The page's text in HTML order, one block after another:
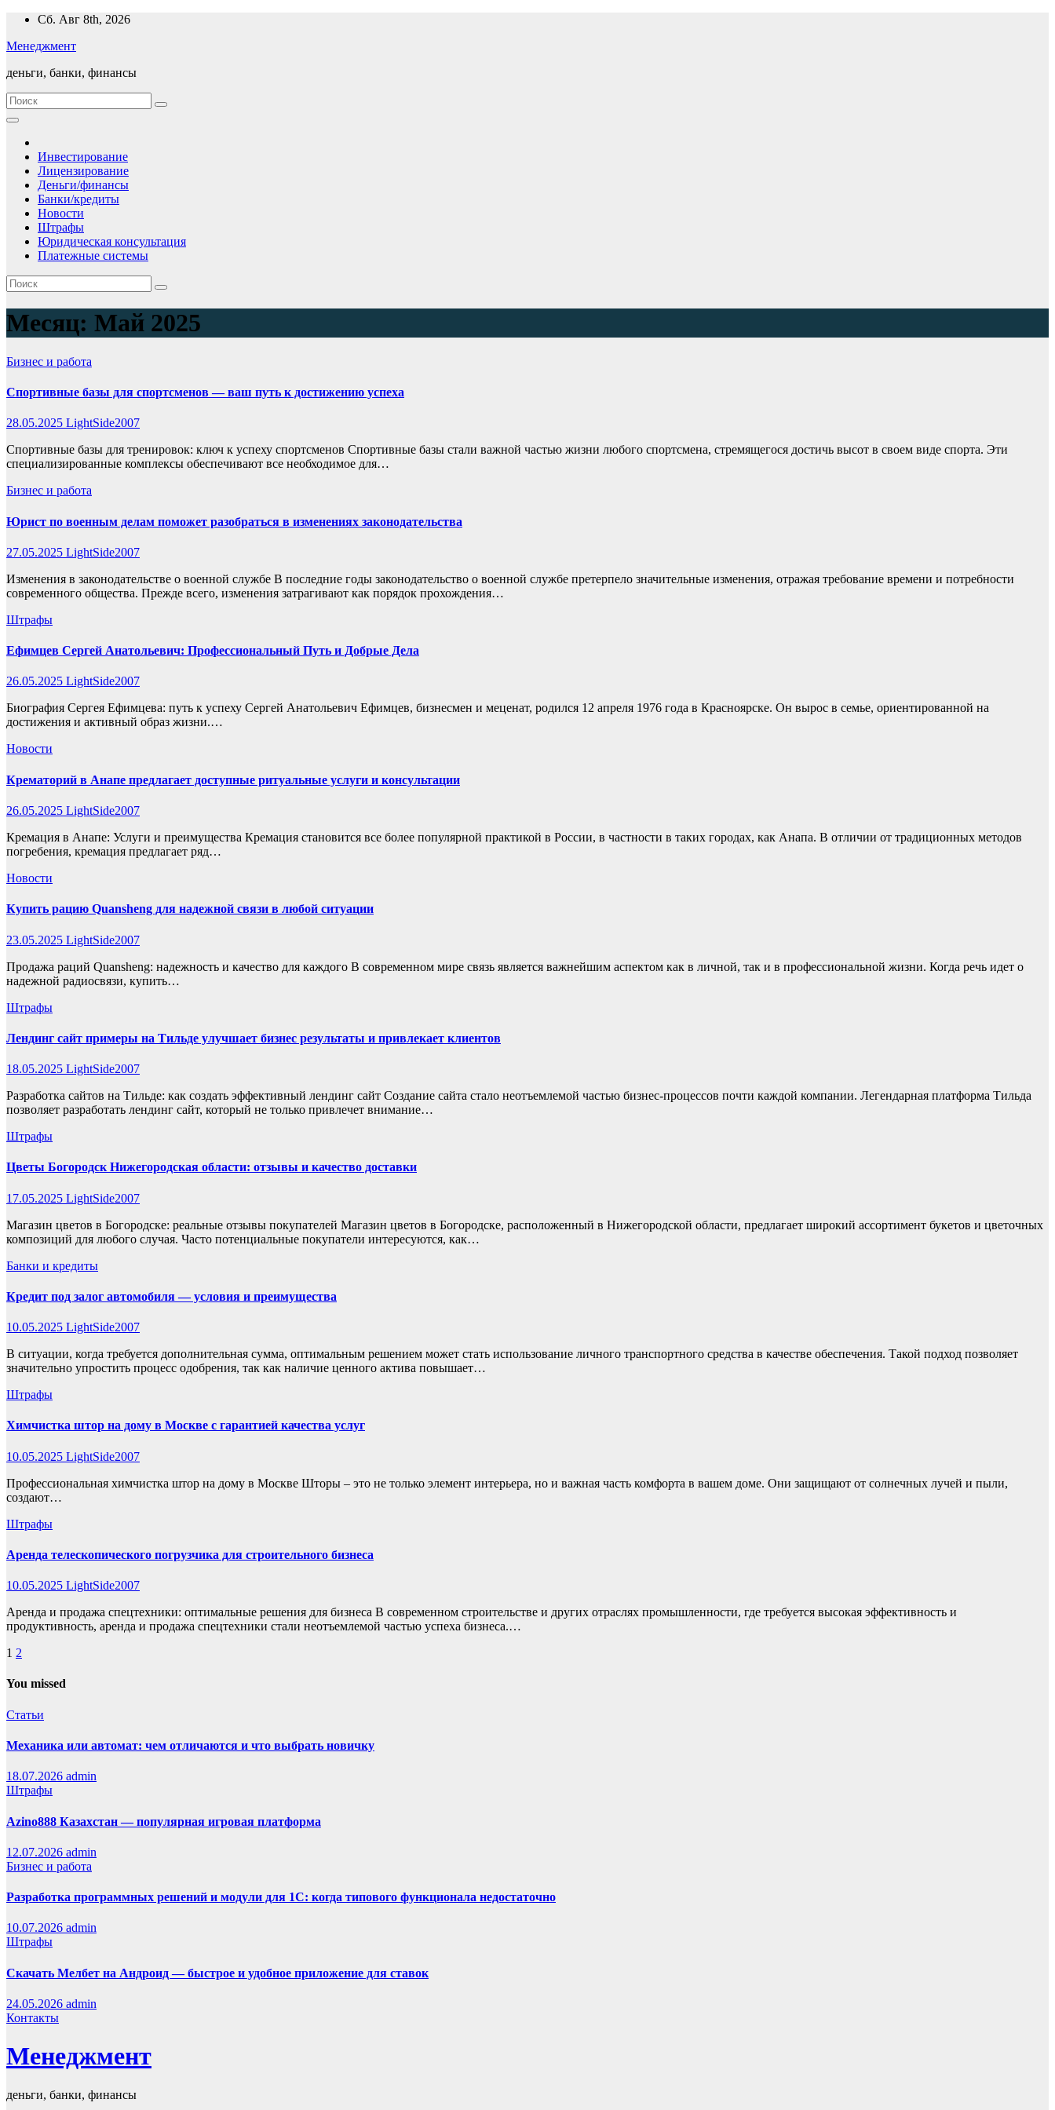
Перейти
содержимому
Сб. Авг 8th, 2026
Менеджмент
деньги, банки, финансы
Инвестирование
Лицензирование
Деньги/финансы
Банки/кредиты
Новости
Штрафы
Юридическая консультация
Платежные системы
Месяц: Май 2025
Бизнес и работа
Спортивные базы для спортсменов — ваш путь к достижению успеха
28.05.2025 LightSide2007
Спортивные базы для тренировок: ключ к успеху спортсменов Спортивные базы стали важной частью жизни любого спортсмена, стремящегося достичь высот в своем виде спорта. Эти
специализированные комплексы обеспечивают все необходимое для…
Бизнес и работа
Юрист по военным делам поможет разобраться в изменениях законодательства
27.05.2025 LightSide2007
Изменения в законодательстве о военной службе В последние годы законодательство о военной службе претерпело значительные изменения, отражая требование времени и потребности
современного общества. Прежде всего, изменения затрагивают как порядок прохождения…
Штрафы
Ефимцев Сергей Анатольевич: Профессиональный Путь и Добрые Дела
26.05.2025 LightSide2007
Биография Сергея Ефимцева: путь к успеху Сергей Анатольевич Ефимцев, бизнесмен и меценат, родился 12 апреля 1976 года в Красноярске. Он вырос в семье, ориентированной на
достижения и активный образ жизни.…
Новости
Крематорий в Анапе предлагает доступные ритуальные услуги и консультации
26.05.2025 LightSide2007
Кремация в Анапе: Услуги и преимущества Кремация становится все более популярной практикой в России, в частности в таких городах, как Анапа. В отличии от традиционных методов
погребения, кремация предлагает ряд…
Новости
Купить рацию Quansheng для надежной связи в любой ситуации
23.05.2025 LightSide2007
Продажа раций Quansheng: надежность и качество для каждого В современном мире связь является важнейшим аспектом как в личной, так и в профессиональной жизни. Когда речь идет о
надежной радиосвязи, купить…
Штрафы
Лендинг сайт примеры на Тильде улучшает бизнес результаты и привлекает клиентов
18.05.2025 LightSide2007
Разработка сайтов на Тильде: как создать эффективный лендинг сайт Создание сайта стало неотъемлемой частью бизнес-процессов почти каждой компании. Легендарная платформа Тильда
позволяет разработать лендинг сайт, который не только привлечет внимание…
Штрафы
Цветы Богородск Нижегородская области: отзывы и качество доставки
17.05.2025 LightSide2007
Магазин цветов в Богородске: реальные отзывы покупателей Магазин цветов в Богородске, расположенный в Нижегородской области, предлагает широкий ассортимент букетов и цветочных
композиций для любого случая. Часто потенциальные покупатели интересуются, как…
Банки и кредиты
Кредит под залог автомобиля — условия и преимущества
10.05.2025 LightSide2007
В ситуации, когда требуется дополнительная сумма, оптимальным решением может стать использование личного транспортного средства в качестве обеспечения. Такой подход позволяет
значительно упростить процесс одобрения, так как наличие ценного актива повышает…
Штрафы
Химчистка штор на дому в Москве с гарантией качества услуг
10.05.2025 LightSide2007
Профессиональная химчистка штор на дому в Москве Шторы – это не только элемент интерьера, но и важная часть комфорта в вашем доме. Они защищают от солнечных лучей и пыли,
создают…
Штрафы
Аренда телескопического погрузчика для строительного бизнеса
10.05.2025 LightSide2007
Аренда и продажа спецтехники: оптимальные решения для бизнеса В современном строительстве и других отраслях промышленности, где требуется высокая эффективность и
продуктивность, аренда и продажа спецтехники стали неотъемлемой частью успеха бизнеса.…
Пагинация
записей
1 2
You missed
Статьи
Механика или автомат: чем отличаются и что выбрать новичку
18.07.2026 admin
Штрафы
Azino888 Казахстан — популярная игровая платформа
12.07.2026 admin
Бизнес и работа
Разработка программных решений и модули для 1С: когда типового функционала недостаточно
10.07.2026 admin
Штрафы
Скачать Мелбет на Андроид — быстрое и удобное приложение для ставок
24.05.2026 admin
Контакты
Менеджмент
деньги, банки, финансы